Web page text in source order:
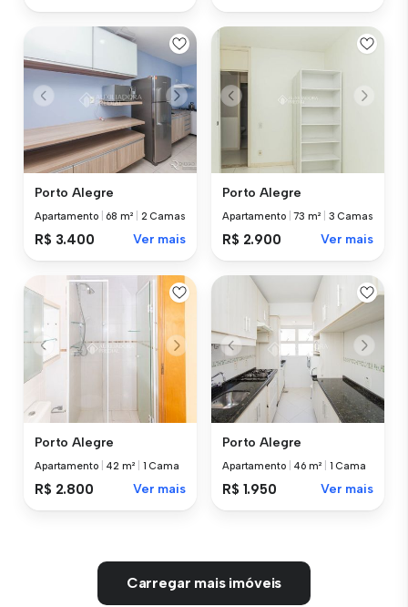
Porto Alegre
Apartamento 68 m² 2 Camas
R$ 3.400 Ver mais
Porto Alegre
Apartamento |73 m² 3 Camas
R$ 2.900 Ver mais
Porto Alegre
Apartamento 42 m² 1 Cama
R$ 2.800 Ver mais
Porto Alegre
Apartamento 46 m² 1 Cama
R$ 1.950 Ver mais
Carregar mais imóveis